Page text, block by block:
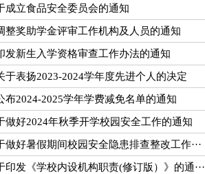
立食品安全委员会的通知
奖助学金评审工作机构及人员的通知
新生入学资格审查工作办法的通知
表扬2023-2024学年度先进个人的决定
2024-2025学年学费减免名单的通知
好2024年秋季开学校园安全工作的通知
好暑假期间校园安全隐患排查整改工作···
发《学校内设机构职责(修订版）》的通···